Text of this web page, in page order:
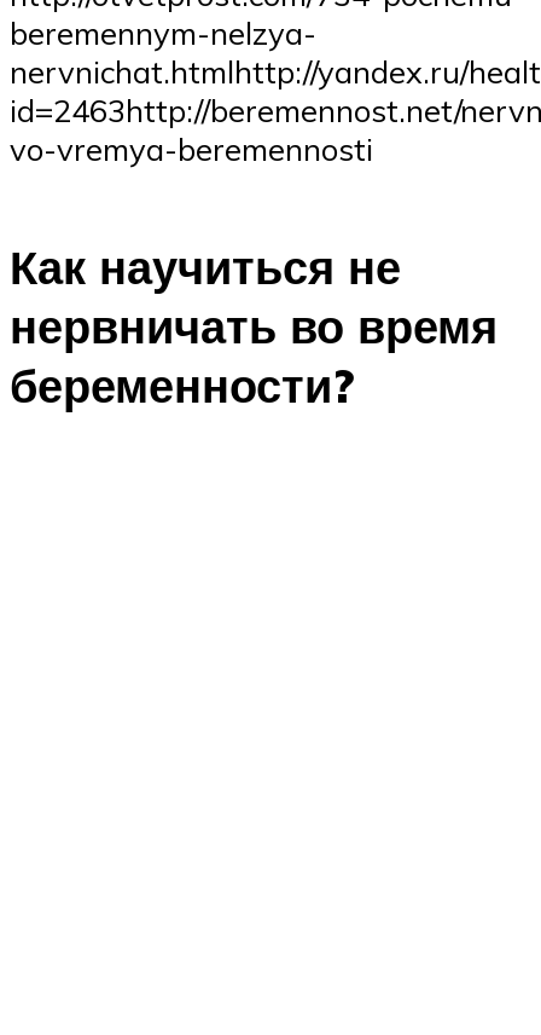
beremennym-nelzya-
nervnichat.htmlhttp://yandex.ru/
id=2463http://beremennost.net/
vo-vremya-beremennosti
Как научиться не
нервничать во время
беременности?